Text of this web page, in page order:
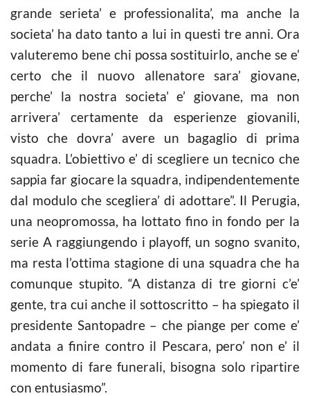
grande serieta’ e professionalita’, ma anche la
societa’ ha dato tanto a lui in questi tre anni. Ora
valuteremo bene chi possa sostituirlo, anche se e’
certo che il nuovo allenatore sara’ giovane,
perche’ la nostra societa’ e’ giovane, ma non
arrivera’ certamente da esperienze giovanili,
visto che dovra’ avere un bagaglio di prima
squadra. L’obiettivo e’ di scegliere un tecnico che
sappia far giocare la squadra, indipendentemente
dal modulo che scegliera’ di adottare”. Il Perugia,
una neopromossa, ha lottato fino in fondo per la
serie A raggiungendo i playoff, un sogno svanito,
ma resta l’ottima stagione di una squadra che ha
comunque stupito. “A distanza di tre giorni c’e’
gente, tra cui anche il sottoscritto – ha spiegato il
presidente Santopadre – che piange per come e’
andata a finire contro il Pescara, pero’ non e’ il
momento di fare funerali, bisogna solo ripartire
con entusiasmo”.